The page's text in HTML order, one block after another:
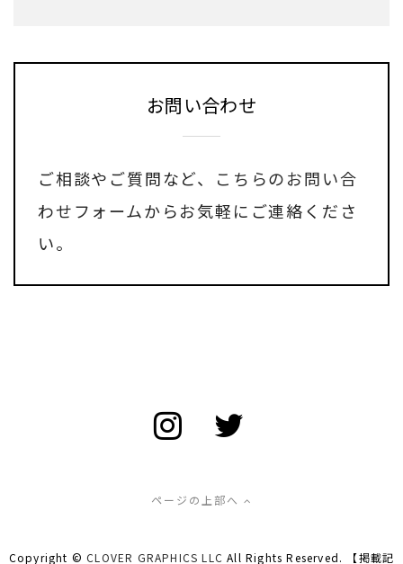
お問い合わせ
ご相談やご質問など、
こちらのお問い合
わせフォームからお気軽にご連絡くださ
い。
ページの上部へ
Copyright ©CLOVER GRAPHICS LLC All Rights Reserved. 【掲載記